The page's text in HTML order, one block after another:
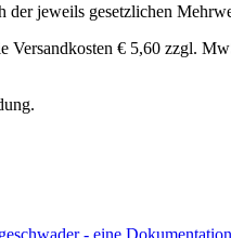
jeweils gesetzlichen
€ 5,60 zzgl.
- eine Dokumentation